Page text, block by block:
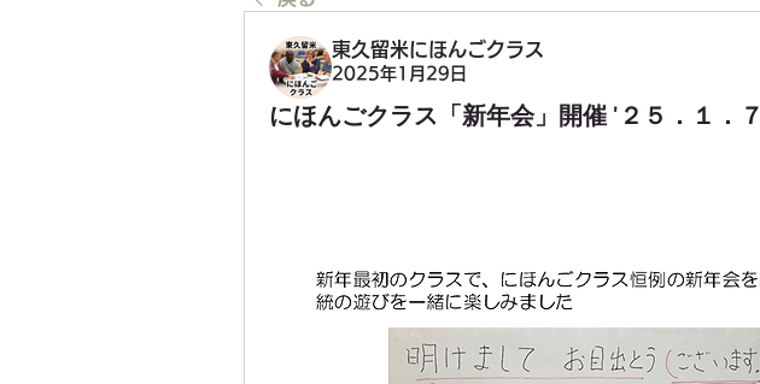
東久留米にほんごクラス
2025年1月29日
にほんごクラス「新年会」開催 ′２５．１．７